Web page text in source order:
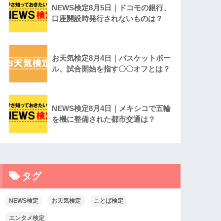
NEWS検定8月5日｜ドコモの銀行、
口座開設時発行されないものは？
お天気検定8月4日｜バスケットボー
ル、試合開始を指す〇〇オフとは？
NEWS検定8月4日｜メキシコで五輪
を機に整備された都市交通は？
タグ
NEWS検定 お天気検定 ことば検定
エンタメ検定